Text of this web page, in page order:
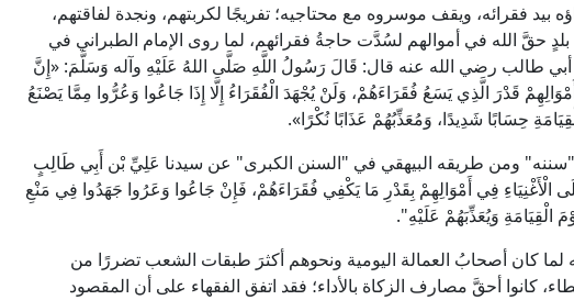
بيد فقرائه، ويقف موسروه مع محتاجيه؛ تفريجًا لكربتهم، ونجدة لفاقتهم،
بلدٍ حقَّ الله في أموالهم لسُدَّت حاجةُ فقرائهم، لما روى الإمام الطبراني في
طالب رضي الله عنه قال: قَالَ رَسُولُ اللَّهِ صَلَّى اللهُ عَلَيْهِ وآله وَسَلَّمَ: «إِنَّ
قَدْرَ الَّذِي يَسَعُ فُقَرَاءَهُمْ، وَلَنْ يُجْهَدَ الْفُقَرَاءُ إِلَّا إِذَا جَاعُوا وَعُرُّوا مِمَّا يَصْنَعُ
حِسَابًا شَدِيدًا، وَمُعَذِّبُهُمْ عَذَابًا نُكْرًا».
ومن طريقه البيهقي في "السنن الكبرى" عن سيدنا عَلِيِّ بْن أَبِي طَالِبٍ
فِي أَمْوَالِهِمْ بِقَدْرِ مَا يَكْفِي فُقَرَاءَهُمْ، فَإِنْ جَاعُوا وَعَرُوا جَهَدُوا فِي مَنْعِ
الْقِيَامَةِ وَيُعَذِّبَهُمْ عَلَيْهِ".
لما كان أصحابُ العمالة اليومية ونحوهم أكثرَ طبقات الشعب تضررًا من
كانوا أحقَّ مصارف الزكاة بالأداء؛ فقد اتفق الفقهاء على أن المقصود